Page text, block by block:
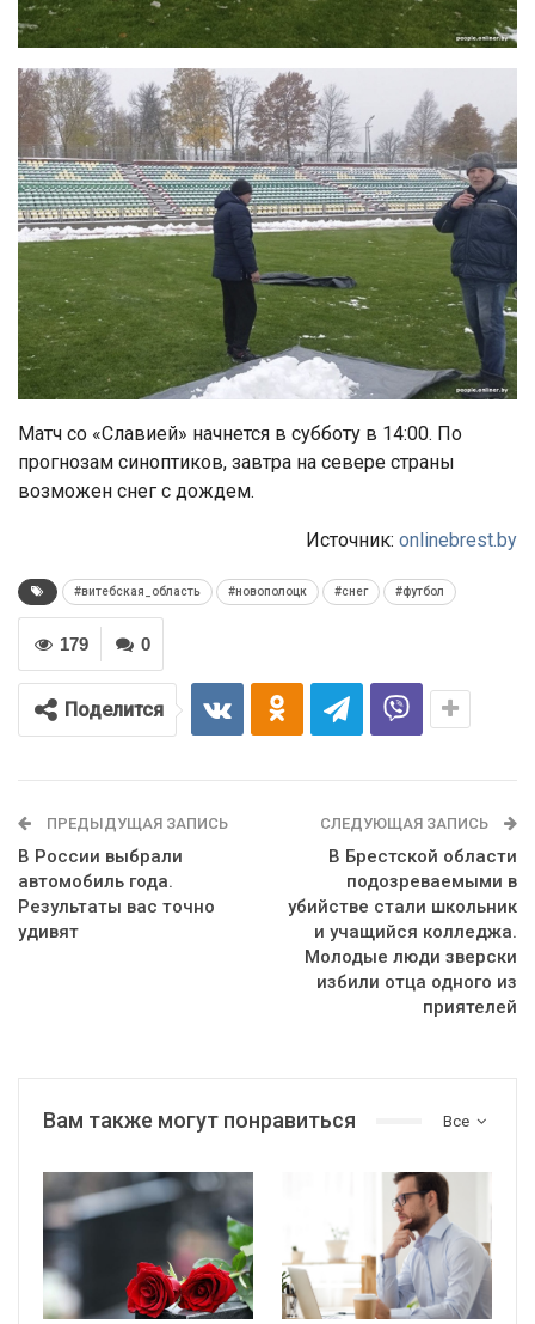
Матч со «Славией» начнется в субботу в 14:00. По
прогнозам синоптиков, завтра на севере страны
возможен снег с дождем.
Источник: onlinebrest.by
#витебская_область #новополоцк #снег #футбол
0
179
Поделится
ПРЕДЫДУЩАЯ ЗАПИСЬ
В России выбрали
автомобиль года.
Результаты вас точно
удивят
СЛЕДУЮЩАЯ ЗАПИСЬ
В Брестской области
подозреваемыми в
убийстве стали школьник
и учащийся колледжа.
Молодые люди зверски
избили отца одного из
приятелей
Все
Вам также могут понравиться